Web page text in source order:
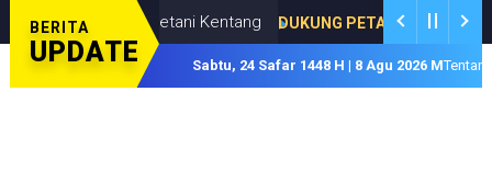
BERITA
UPDATE
bagi Petani Kentang DUKUNG PETANI KENTANG AUGUSTUS
Sabtu, 24 Safar 1448 H | 8 Agu 2026 M